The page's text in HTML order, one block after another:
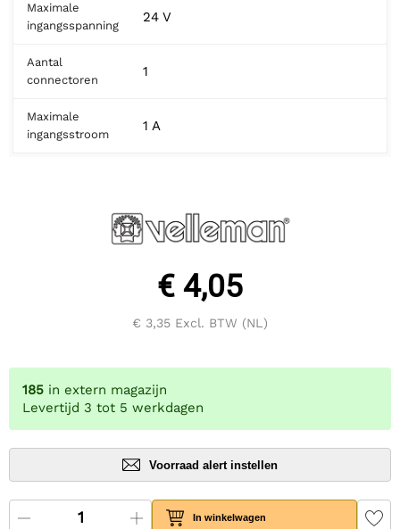
Maximale
ingangsspanning
24 V
Aantal
connectoren
1
Maximale
ingangsstroom
1 A
€ 4,05
€ 3,35 Excl. BTW (NL)
185 in extern magazijn
Levertijd 3 tot 5 werkdagen
Voorraad alert instellen
In winkelwagen